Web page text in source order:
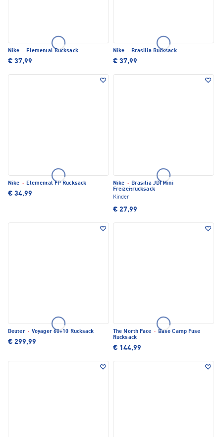
Nike · Elemental Rucksack
€ 37,99
Nike · Brasilia Rucksack
€ 37,99
Nike · Elemental FP Rucksack
€ 34,99
Nike · Brasilia JDI Mini
Freizeitrucksack
Kinder
€ 27,99
Deuter · Voyager 60+10 Rucksack
€ 299,99
The North Face · Base Camp Fuse
Rucksack
€ 144,99